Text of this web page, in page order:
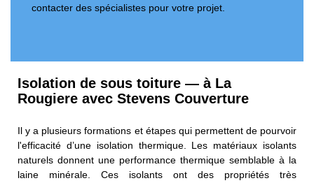
contacter des spécialistes pour votre projet.
Isolation de sous toiture — à La
Rougiere avec Stevens Couverture
Il y a plusieurs formations et étapes qui permettent de pourvoir
l'efficacité d’une isolation thermique. Les matériaux isolants
naturels donnent une performance thermique semblable à la
laine minérale. Ces isolants ont des propriétés très